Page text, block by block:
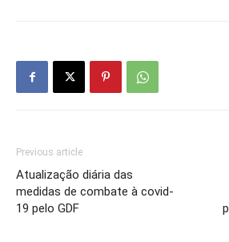
Previous article
Atualização diária das
medidas de combate à covid-
19 pelo GDF